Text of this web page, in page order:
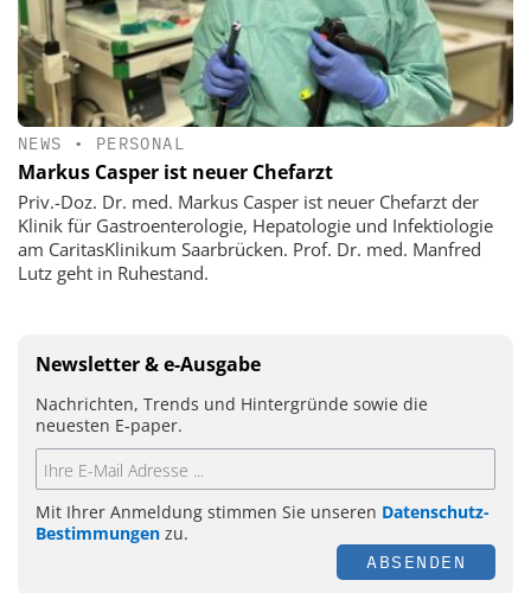
NEWS • PERSONAL
Markus Casper ist neuer Chefarzt
Priv.-Doz. Dr. med. Markus Casper ist neuer Chefarzt der
Klinik für Gastroenterologie, Hepatologie und Infektiologie
am CaritasKlinikum Saarbrücken. Prof. Dr. med. Manfred
Lutz geht in Ruhestand.
Newsletter & e-Ausgabe
Nachrichten, Trends und Hintergründe sowie die
neuesten E-paper.
Mit Ihrer Anmeldung stimmen Sie unseren Datenschutz-
Bestimmungen zu.
ABSENDEN